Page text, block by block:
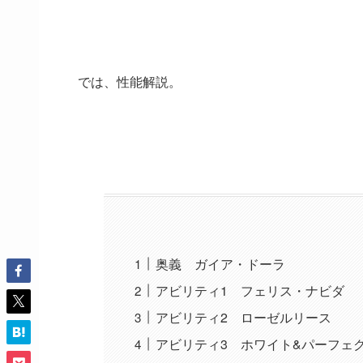
では、性能解説。
奥義 ガイア・ドーラ
アビリティ1 フェリス・ナビダ
アビリティ2 ローゼルリース
アビリティ3 ホワイト&パーフェ